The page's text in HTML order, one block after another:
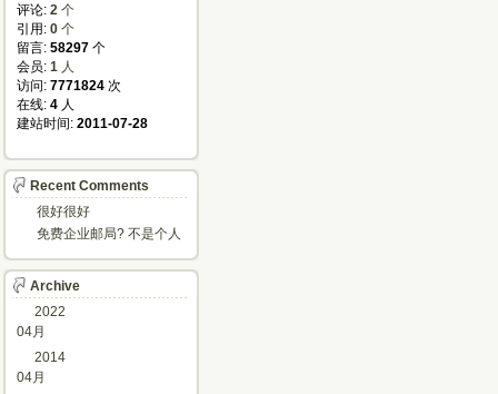
评论: 2 个
引用: 0 个
留言: 58297 个
会员: 1 人
访问: 7771824 次
在线: 4 人
建站时间: 2011-07-28
Recent Comments
很好很好
免费企业邮局? 不是个人
Archive
2022
04月
2014
04月